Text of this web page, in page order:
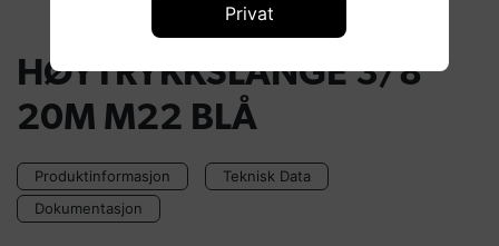
Privat
HØYTRYKKSLANGE 3/8"
20M M22 BLÅ
Produktinformasjon
Teknisk Data
Dokumentasjon